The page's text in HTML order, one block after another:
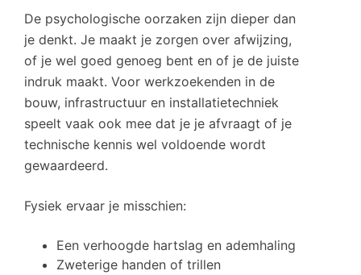
De psychologische oorzaken zijn dieper dan
je denkt. Je maakt je zorgen over afwijzing,
of je wel goed genoeg bent en of je de juiste
indruk maakt. Voor werkzoekenden in de
bouw, infrastructuur en installatietechniek
speelt vaak ook mee dat je je afvraagt of je
technische kennis wel voldoende wordt
gewaardeerd.
Fysiek ervaar je misschien:
Een verhoogde hartslag en ademhaling
Zweterige handen of trillen